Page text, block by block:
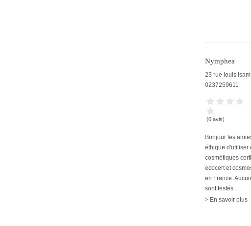
Nymphea
23 rue louis
0237259611
(0 avis)
Bonjour les
éthique d'utiliser
cosmétiques
ecocert et
en France.
sont testés...
> En savoir plus